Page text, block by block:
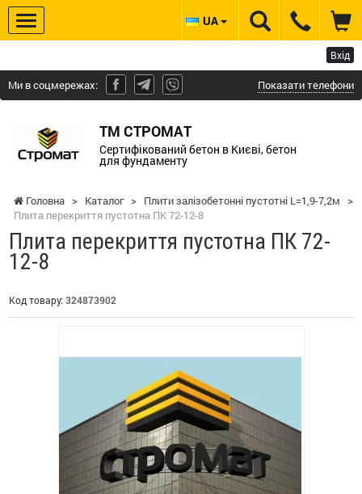
Вхід
Ми в соцмережах: Показати телефони
ТМ СТРОМАТ
Сертифікований бетон в Києві, бетон
для фундаменту
UA
Головна > Каталог > Плити залізобетонні пустотні L=1,9-7,2м
>
Плита перекриття пустотна ПК 72-12-8
Плита перекриття пустотна ПК 72-
12-8
Код товару: 324873902